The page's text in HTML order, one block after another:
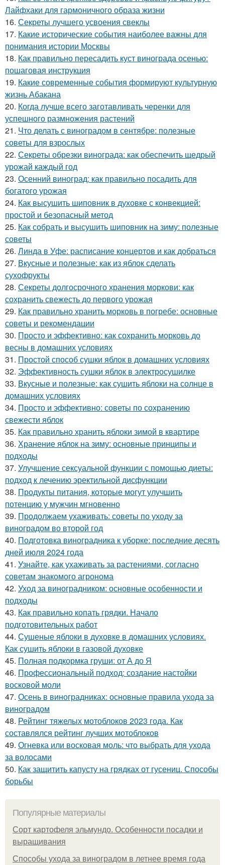
Лайфхаки для гармоничного образа жизни
16. Секреты лучшего усвоения свеклы
17. Какие исторические события наиболее важны для
понимания истории Москвы
18. Как правильно пересадить куст винограда осенью:
пошаговая инструкция
19. Какие современные события формируют культурную
жизнь Абакана
20. Когда лучше всего заготавливать черенки для
успешного размножения растений
21. Что делать с виноградом в сентябре: полезные
советы для взрослых
22. Секреты обрезки винограда: как обеспечить щедрый
урожай каждый год
23. Осенний виноград: как правильно посадить для
богатого урожая
24. Как высушить шиповник в духовке с конвекцией:
простой и безопасный метод
25. Как собрать и высушить шиповник на зиму: полезные
советы
26. Линда в Уфе: расписание концертов и как добраться
27. Вкусные и полезные: как из яблок сделать
сухофрукты
28. Секреты долгосрочного хранения моркови: как
сохранить свежесть до первого урожая
29. Как правильно хранить морковь в погребе: основные
советы и рекомендации
30. Просто и эффективно: как сохранить морковь до
весны в домашних условиях
31. Простой способ сушки яблок в домашних условиях
32. Эффективность сушки яблок в электросушилке
33. Вкусные и полезные: как сушить яблоки на солнце в
домашних условиях
34. Просто и эффективно: советы по сохранению
свежести яблок
35. Как правильно хранить яблоки зимой в квартире
36. Хранение яблок на зиму: основные принципы и
подходы
37. Улучшение сексуальной функции с помощью диеты:
подход к лечению эректильной дисфункции
38. Продукты питания, которые могут улучшить
потенцию у мужчин мгновенно
39. Продолжаем ухаживать: советы по уходу за
виноградом во второй год
40. Подготовка виноградника к уборке: последние десять
дней июля 2024 года
41. Узнайте, как ухаживать за растениями, согласно
советам знакомого агронома
42. Уход за виноградником: основные особенности и
подходы
43. Как правильно копать грядки. Начало
подготовительных работ
44. Сушеные яблоки в духовке в домашних условиях.
Как сушить яблоки в газовой духовке
45. Полная подкормка груши: от А до Я
46. Профессиональный подход: создание настойки
восковой моли
47. Осень в виноградниках: основные правила ухода за
виноградом
48. Рейтинг тяжелых мотоблоков 2023 года. Как
составлялся рейтинг лучших мотоблоков
49. Огневка или восковая моль: что выбрать для ухода
за волосами
50. Как защитить капусту на грядках от гусениц. Способы
борьбы
Популярные материалы
Сорт картофеля эльмундо. Особенности посадки и
выращивания
Способы ухода за виноградом в летнее время года